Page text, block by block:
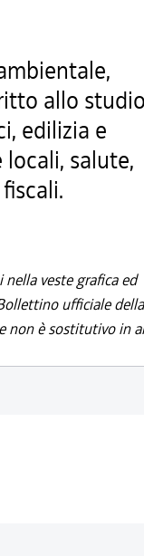
allo studio
edilizia e
salute,
veste grafica ed
ufficiale della
non è sostitutivo in